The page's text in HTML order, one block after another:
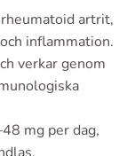
artrit,
inflammation.
verkar genom
mg per dag,